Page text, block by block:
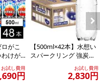
としており、転売等は固く
場合は、サービス利用を停
がこ
けが
お試し費用
円
【500ml×42本】水想い
スパークリング 強炭酸
水 500ml ラベルレスお試し費用
2,830円
Next